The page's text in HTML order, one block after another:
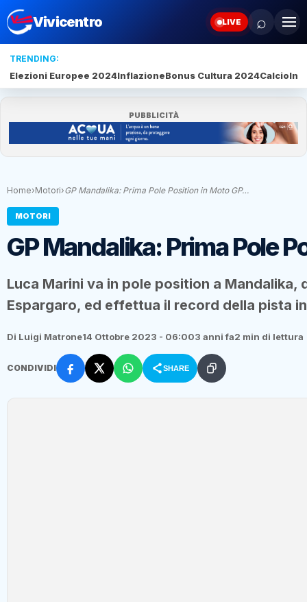
Vivicentro LIVE ⌕
TRENDING:
Elezioni Europee 2024InflazioneBonus Cultura 2024Calcio
PUBBLICITÀ
Home›Motori›GP Mandalika: Prima Pole Position in Moto GP…
MOTORI
GP Mandalika: Prima Pole
Luca Marini va in pole position a Mandalika,
Espargaro, ed effettua il record della pista
Di Luigi Matrone14 Ottobre 2023 - 06:003 anni fa2 min di lettura
CONDIVIDI SHARE